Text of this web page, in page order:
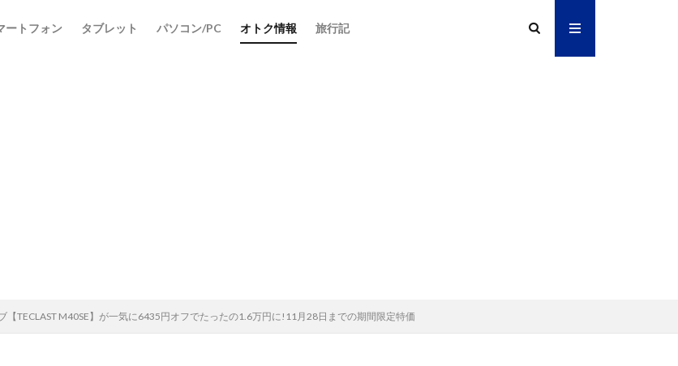
ートフォン タブレット パソコン/PC オトク情報 旅行記
【TECLAST M40SE】が一気に6435円オフでたったの1.6万円に!11月28日までの期間限定特価